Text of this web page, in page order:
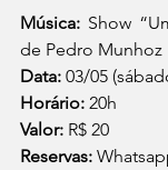
Música: Show
de Pedro Munhoz
Data: 03/05
Horário: 20h
Valor: R$ 20
Reservas: